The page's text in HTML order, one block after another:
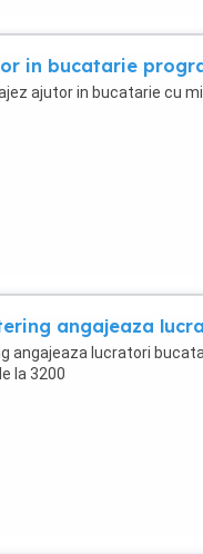
in bucatarie
ajutor in bucatarie cu
angajeaza
angajeaza lucratori
la 3200